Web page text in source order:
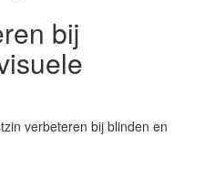
bij
verbeteren bij blinden en